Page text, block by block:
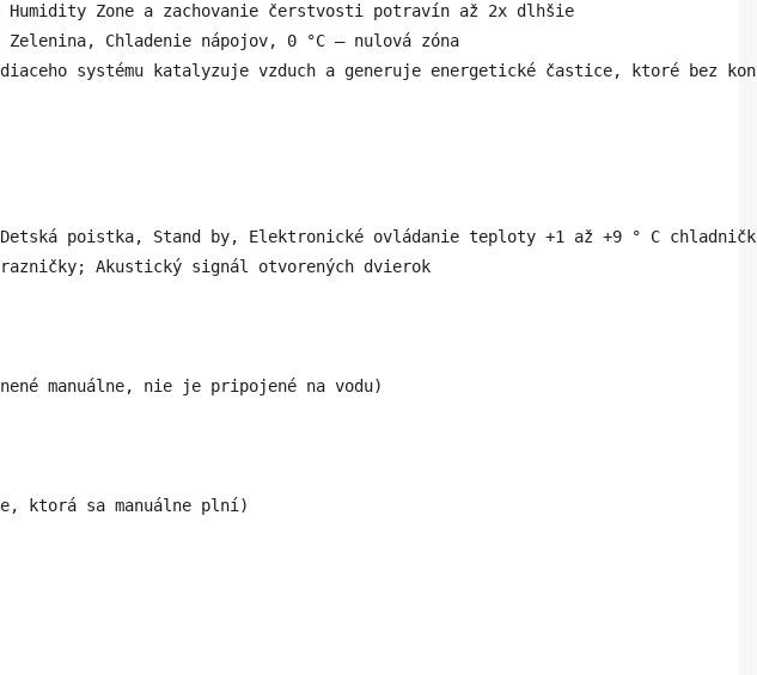
Humidity Zone a zachovanie čerstvosti potravín až 2x dlhšie
Chladenie nápojov, 0 °C – nulová zóna
systému katalyzuje vzduch a generuje energetické častice, ktoré bez
poistka, Stand by, Elektronické ovládanie teploty +1 až +9 ° C
ktorá sa manuálne plní)